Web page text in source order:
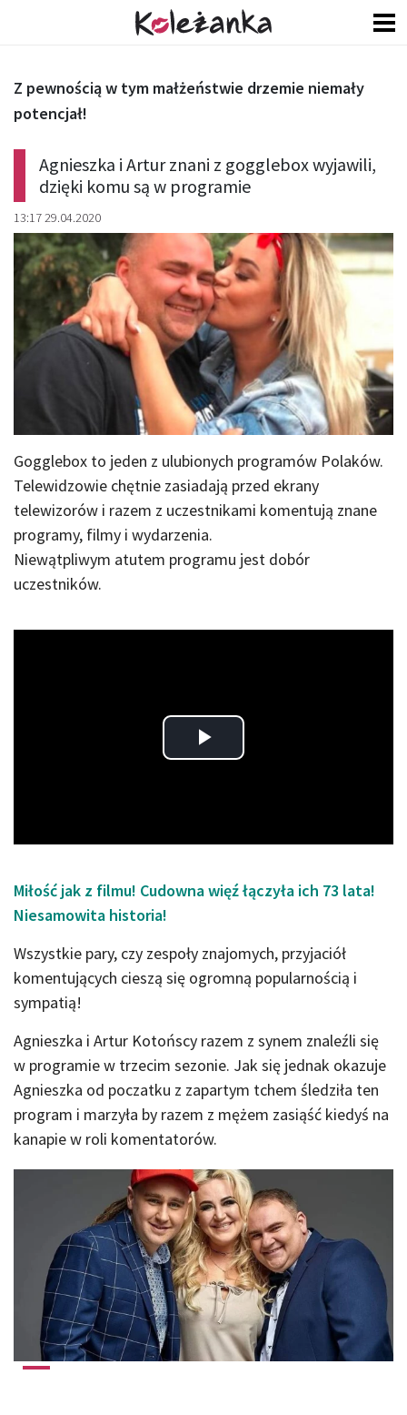
Agnieszka i Artur znani z gogglebox wyjawili,
dzięki komu są w programie
13:17 29.04.2020
Z pewnością w tym małżeństwie drzemie niemały
potencjał!
Gogglebox to jeden z ulubionych programów Polaków.
Telewidzowie chętnie zasiadają przed ekrany
telewizorów i razem z uczestnikami komentują znane
programy, filmy i wydarzenia.
Niewątpliwym atutem programu jest dobór
uczestników.
Play
Miłość jak z filmu! Cudowna więź łączyła ich 73 lata!
Niesamowita historia!
Wszystkie pary, czy zespoły znajomych, przyjaciół
komentujących cieszą się ogromną popularnością i
sympatią!
Agnieszka i Artur Kotońscy razem z synem znaleźli się
w programie w trzecim sezonie. Jak się jednak okazuje
Agnieszka od poczatku z zapartym tchem śledziła ten
program i marzyła by razem z mężem zasiąść kiedyś na
kanapie w roli komentatorów.